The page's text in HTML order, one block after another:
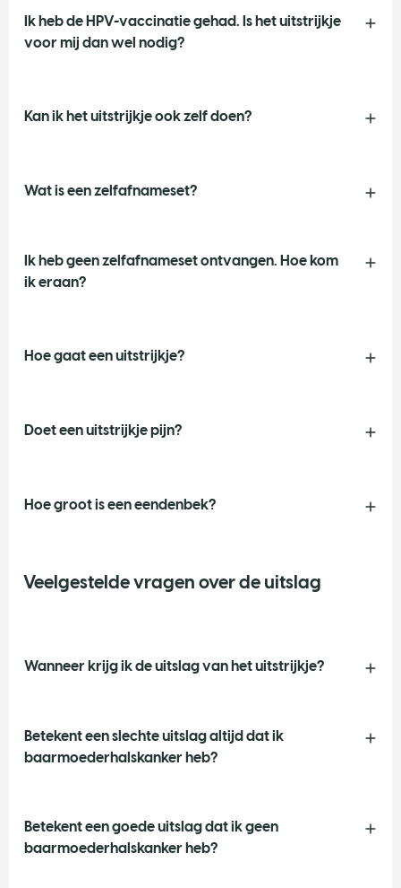
Ik heb de HPV-vaccinatie gehad. Is het uitstrijkje
voor mij dan wel nodig?
Kan ik het uitstrijkje ook zelf doen?
Wat is een zelfafnameset?
Ik heb geen zelfafnameset ontvangen. Hoe kom
ik eraan?
Hoe gaat een uitstrijkje?
Doet een uitstrijkje pijn?
Hoe groot is een eendenbek?
Veelgestelde vragen over de uitslag
Wanneer krijg ik de uitslag van het uitstrijkje?
Betekent een slechte uitslag altijd dat ik
baarmoederhalskanker heb?
Betekent een goede uitslag dat ik geen
baarmoederhalskanker heb?